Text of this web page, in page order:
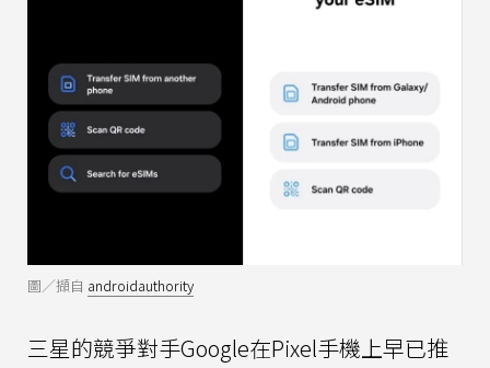
圖／擷自 androidauthority
三星的競爭對手Google在Pixel手機上早已推